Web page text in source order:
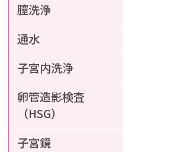
膣洗浄
通水
子宮内洗浄
卵管造影検査
（HSG）
子宮鏡